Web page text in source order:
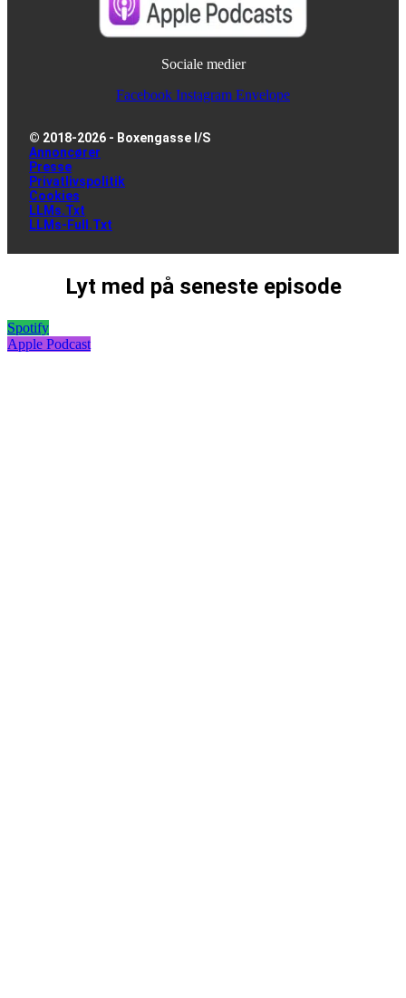
Sociale medier
Facebook Instagram Envelope
© 2018-2026 - Boxengasse I/S
Annoncører
Presse
Privatlivspolitik
Cookies
LLMs.txt
LLMs-Full.txt
Lyt med på seneste episode
Spotify
Apple Podcast